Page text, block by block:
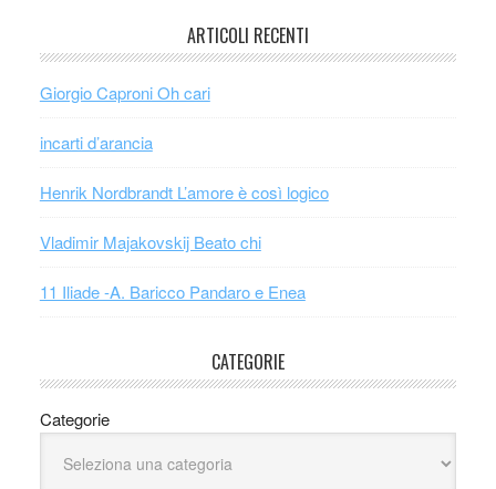
ARTICOLI RECENTI
Giorgio Caproni Oh cari
incarti d’arancia
Henrik Nordbrandt L’amore è così logico
Vladimir Majakovskij Beato chi
11 Iliade -A. Baricco Pandaro e Enea
CATEGORIE
Categorie